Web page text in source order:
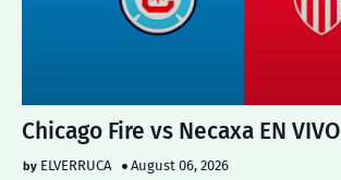
Chicago Fire vs Necaxa EN VIVO
ELVERRUCA
August 06, 2026